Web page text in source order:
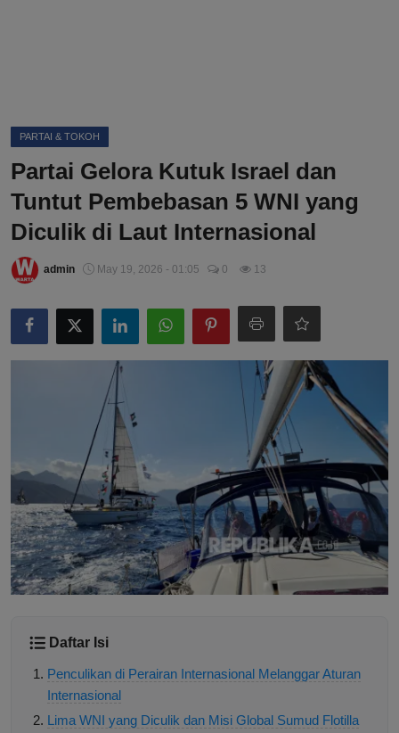
PARTAI & TOKOH
Partai Gelora Kutuk Israel dan
Tuntut Pembebasan 5 WNI yang
Diculik di Laut Internasional
admin May 19, 2026 - 01:05 0 13
Daftar Isi
Penculikan di Perairan Internasional Melanggar Aturan
Internasional
Lima WNI yang Diculik dan Misi Global Sumud Flotilla